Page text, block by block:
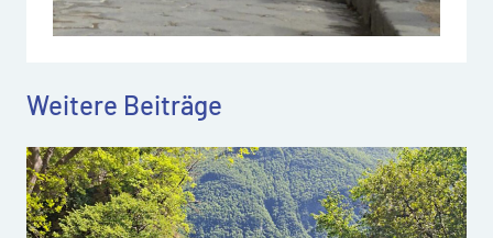
Weitere Beiträge